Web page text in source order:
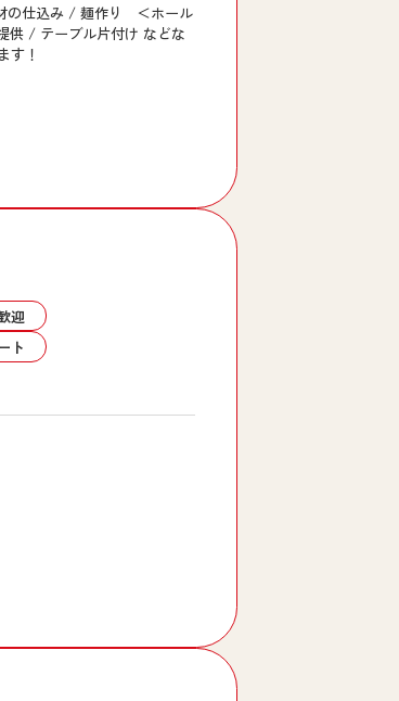
の仕込み / 麺作り ＜ホール
供 / テーブル片付け などな
す！
迎
ト